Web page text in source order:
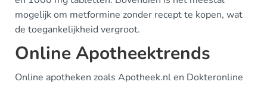
mogelijk om metformine zonder recept te kopen, wat
de toegankelijkheid vergroot.
Online Apotheektrends
Online apotheken zoals Apotheek.nl en Dokteronline